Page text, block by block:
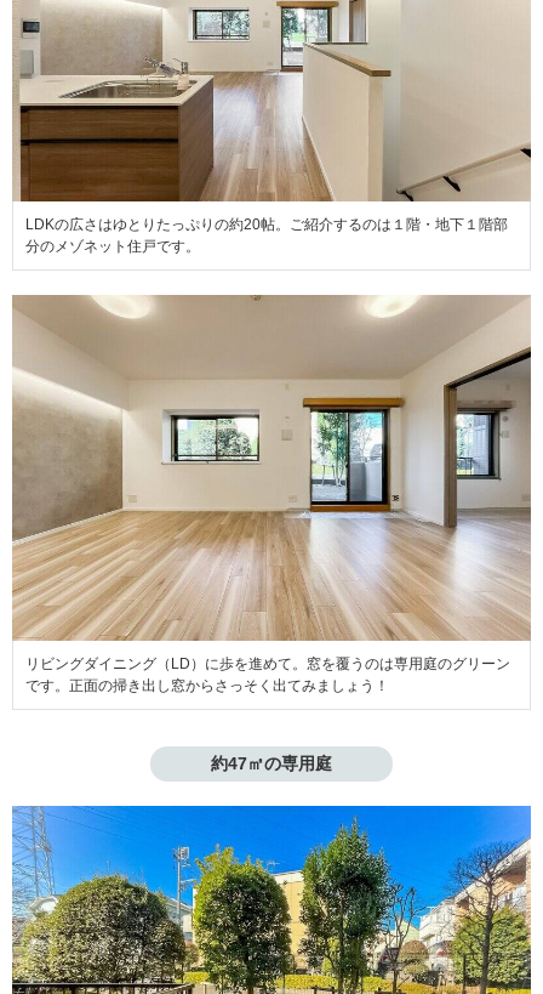
LDKの広さはゆとりたっぷりの約20帖。ご紹介するのは１階・地下１階部
分のメゾネット住戸です。
リビングダイニング（LD）に歩を進めて。窓を覆うのは専用庭のグリーン
です。正面の掃き出し窓からさっそく出てみましょう！
約47㎡の専用庭